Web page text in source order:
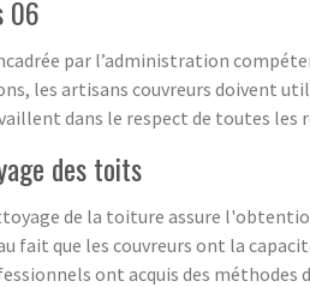
06
par l’administration
les artisans couvreurs doivent
dans le respect de toutes les
des toits
de la toiture assure
que les couvreurs ont la
ont acquis des méthodes